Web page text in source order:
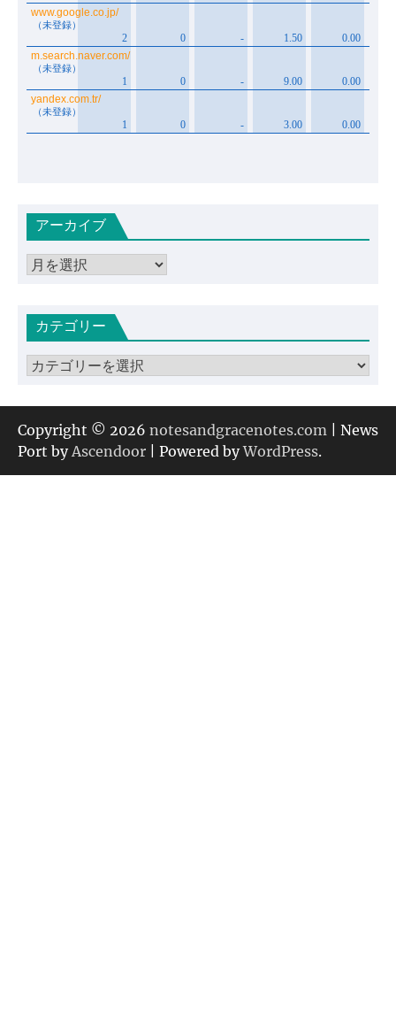
アーカイブ
ア
イカテゴリー
カ
ゴ
リ
ー
Copyright © 2026 notesandgracenotes.com | News
Port byAscendoor | Powered byWordPress.